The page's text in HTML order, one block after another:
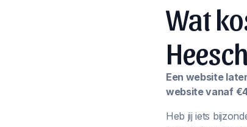
Wat
Een website
website vanaf
Heb jij iets